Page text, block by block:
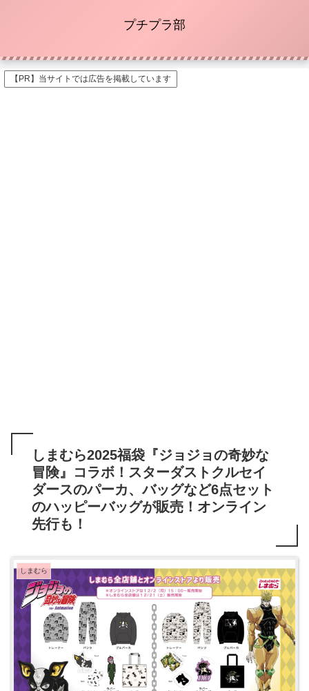
プチプラ部
【PR】当サイトでは広告を掲載しています
しまむら2025福袋『ジョジョの奇妙な
冒険』コラボ！スターダストクルセイ
ダースのパーカ、バッグなど6点セット
のハッピーバッグが販売！オンライン
先行も！
しまむら